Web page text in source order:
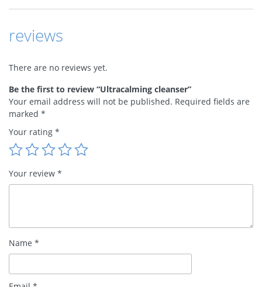
reviews
There are no reviews yet.
Be the first to review “Ultracalming cleanser”
Your email address will not be published. Required fields are
marked *
Your rating *
Your review *
Name *